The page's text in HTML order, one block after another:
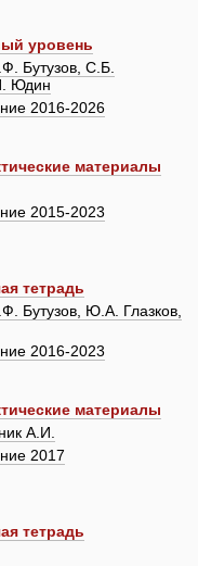
уровень
Бутузов, С.Б.
Юдин
2016-2026
материалы
2015-2023
тетрадь
Бутузов, Ю.А. Глазков,
2016-2023
материалы
А.И.
2017
тетрадь